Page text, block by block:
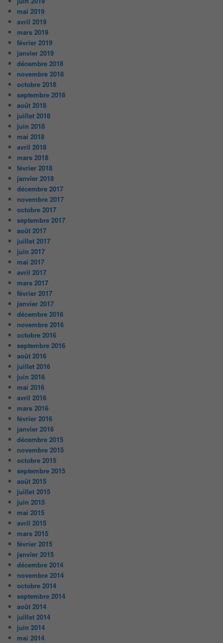
mai 2019
avril 2019
mars 2019
février 2019
janvier 2019
décembre 2018
novembre 2018
octobre 2018
septembre 2018
août 2018
juillet 2018
juin 2018
mai 2018
avril 2018
mars 2018
février 2018
janvier 2018
décembre 2017
novembre 2017
octobre 2017
septembre 2017
août 2017
juillet 2017
juin 2017
mai 2017
avril 2017
mars 2017
février 2017
janvier 2017
décembre 2016
novembre 2016
octobre 2016
septembre 2016
août 2016
juillet 2016
juin 2016
mai 2016
avril 2016
mars 2016
février 2016
janvier 2016
décembre 2015
novembre 2015
octobre 2015
septembre 2015
août 2015
juillet 2015
juin 2015
mai 2015
avril 2015
mars 2015
février 2015
janvier 2015
décembre 2014
novembre 2014
octobre 2014
septembre 2014
août 2014
juillet 2014
juin 2014
mai 2014